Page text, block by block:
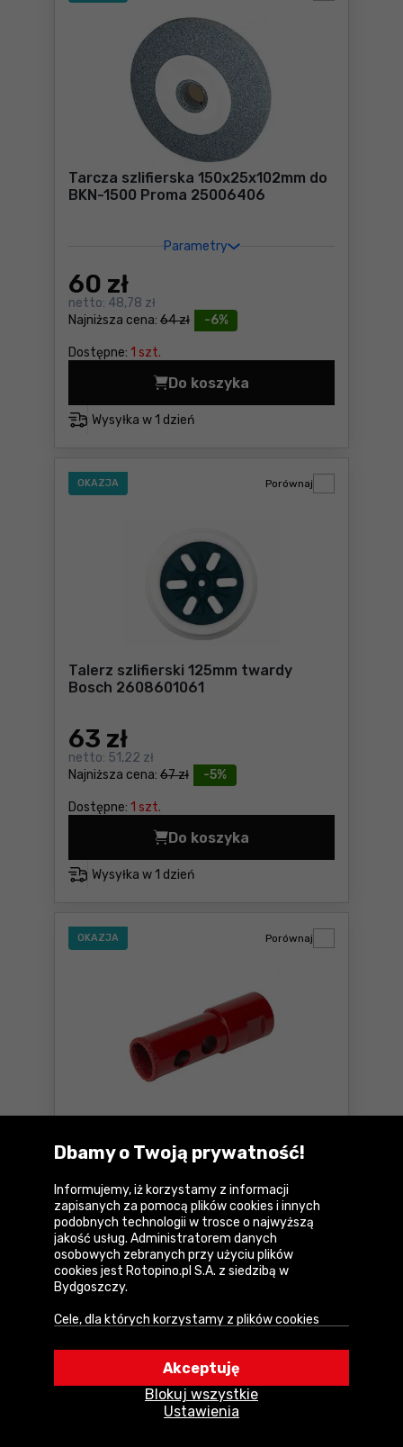
Tarcza szlifierska 150x25x102mm do
BKN-1500 Proma 25006406
Parametry
-6%
Najniższa cena: 64 zł
60 zł
netto: 48,78 zł
Dostępne: 1 szt.
Wysyłka w 1 dzień
Do koszyka
Tarcza szlifierska
OKAZJA
Talerz szlifierski 125mm twardy
Bosch 2608601061
-5%
Najniższa cena: 67 zł
63 zł
netto: 51,22 zł
Dostępne: 1 szt.
Porównaj
Wysyłka w 1 dzień
Do koszyka
Talerz szlifierski 125mm
OKAZJA
PREMIUM
Parametry
-13%
Najniższa cena:85,99 zł
74,14 zł
netto:60,28 zł
Dostępne:
Porównaj
1 dzień
Do koszyka
Dbamy o Twoją prywatność!
Informujemy, iż korzystamy z informacji
zapisanych za pomocą plików cookies i innych
podobnych technologii w trosce o najwyższą
jakość usług. Administratorem danych
osobowych zebranych przy użyciu plików
cookies jest Rotopino.pl S.A. z siedzibą w
Bydgoszczy.
Cele, dla których korzystamy z plików cookies
• Uwierzytelnienie użytkowników w serwisie,
• Optymalizowanie wydajności i szybkości
działania serwisu i usług,Ustawienia
Blokuj wszystkie
Akceptuję